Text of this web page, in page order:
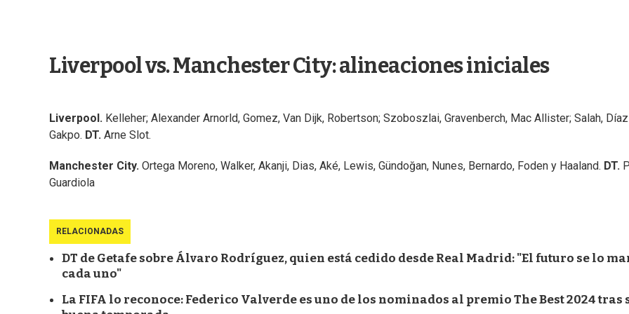
Liverpool vs. Manchester City: alineaciones iniciales
Liverpool. Kelleher; Alexander Arnorld, Gomez, Van Dijk, Robertson; Szoboszlai, Gravenberch, Mac Allister; Salah,
Gakpo. DT. Arne Slot.
Manchester City. Ortega Moreno, Walker, Akanji, Dias, Aké, Lewis, Gündoğan, Nunes, Bernardo, Foden y Haaland. DT.
Guardiola
RELACIONADAS
DT de Getafe sobre Álvaro Rodríguez, quien está cedido desde Real Madrid: "El futuro se lo
cada uno"
La FIFA lo reconoce: Federico Valverde es uno de los nominados al premio The Best 2024 tras